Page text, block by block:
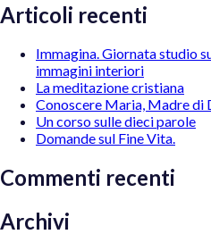
Articoli recenti
Immagina. Giornata studio
immagini interiori
La meditazione cristiana
Conoscere Maria, Madre di
Un corso sulle dieci parole
Domande sul Fine Vita.
Commenti recenti
Archivi